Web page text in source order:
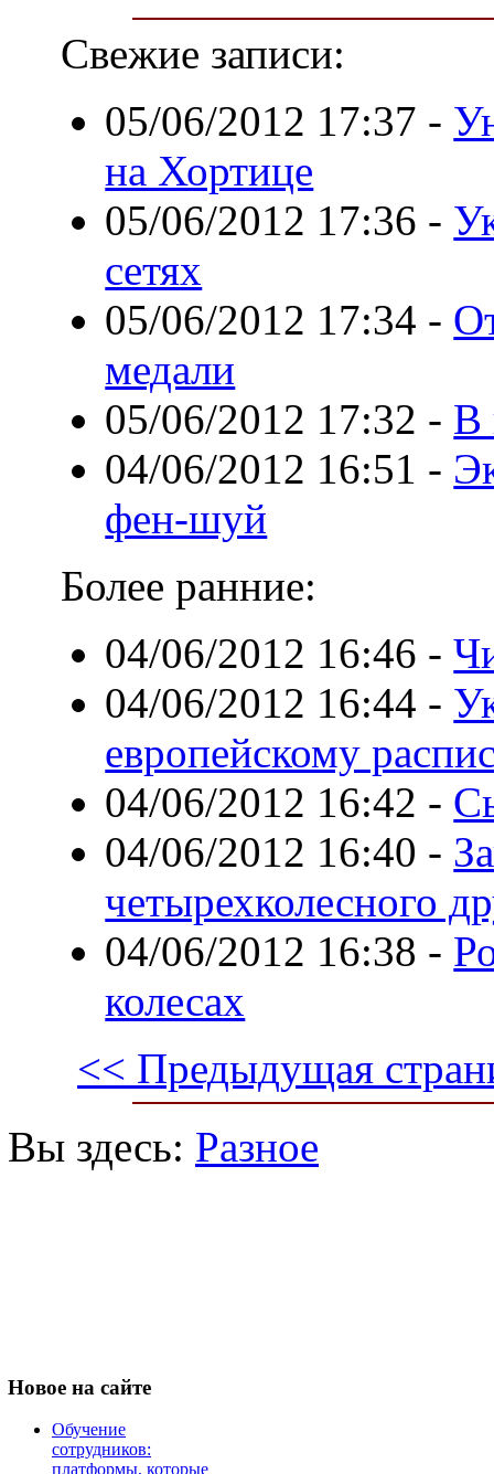
Свежие записи:
05/06/2012 17:37 -
на Хортице
05/06/2012 17:36 -
сетях
05/06/2012 17:34 -
медали
05/06/2012 17:32 - В
04/06/2012 16:51 -
фен-шуй
Более ранние:
04/06/2012 16:46 -
04/06/2012 16:44 -
европейскому
04/06/2012 16:42 -
04/06/2012 16:40 -
четырехколесного
04/06/2012 16:38 -
колесах
<< Предыдущая
Вы здесь: Разное
Новое на сайте
Обучение
сотрудников:
платформы, которые